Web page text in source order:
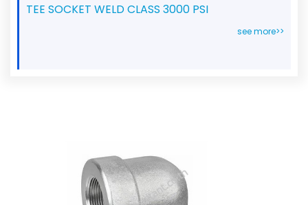
TEE SOCKET WELD CLASS 3000 PSI
see more>>